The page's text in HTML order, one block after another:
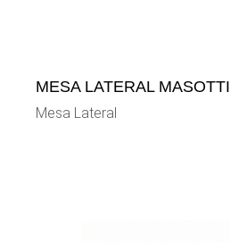
MESA LATERAL MASOTTI
Mesa Lateral